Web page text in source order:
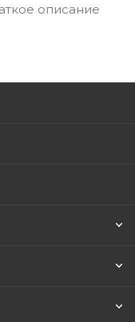
описание